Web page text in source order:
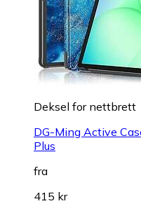
Deksel for nettbrett
DG-Ming Active
Plus
fra
415 kr